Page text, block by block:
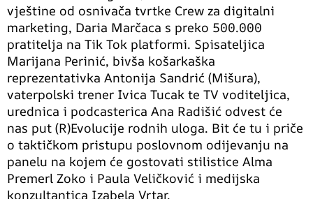
vještine od osnivača tvrtke Crew za digitalni
marketing, Daria Marčaca s preko 500.000
pratitelja na Tik Tok platformi. Spisateljica
Marijana Perinić, bivša košarkaška
reprezentativka Antonija Sandrić (Mišura),
vaterpolski trener Ivica Tucak te TV voditeljica,
urednica i podcasterica Ana Radišić odvest će
nas put (R)Evolucije rodnih uloga. Bit će tu i priče
o taktičkom pristupu poslovnom odijevanju na
panelu na kojem će gostovati stilistice Alma
Premerl Zoko i Paula Veličković i medijska
konzultantica Izabela Vrtar.